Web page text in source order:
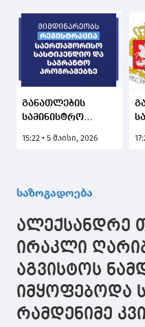
განათლების
სამინისტრო
საერთაშორისო
აქვეყნებს
15:22 • 5 მაისი, 2026
საზოგადოება
ალექსანდრე
ირაკლი
აგვისტოს
იმყოფებოდა
რამდენიმე